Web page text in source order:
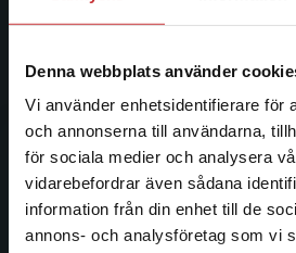
Denna webbplats använder
Vi använder enhetsidentifierare för
och annonserna till användarna,
för sociala medier och analysera
vidarebefordrar även sådana
information från din enhet till de
annons- och analysföretag som vi
Begränsad
ledande utbildningsförlag. Med
facklitteratur, utbildningar och
informationstjänster i utbudet,
längs hela kunskapsresan.
Kontakta oss